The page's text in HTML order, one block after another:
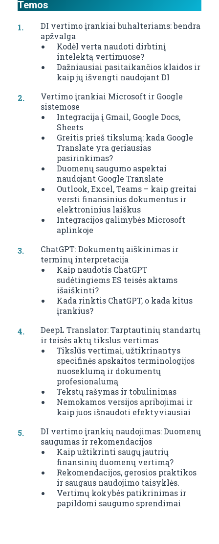
Temos
DI vertimo įrankiai buhalteriams: bendra
apžvalga
Kodėl verta naudoti dirbtinį
intelektą vertimuose?
Dažniausiai pasitaikančios klaidos ir
kaip jų išvengti naudojant DI
Vertimo įrankiai Microsoft ir Google
sistemose
Integracija į Gmail, Google Docs,
Sheets
Greitis prieš tikslumą: kada Google
Translate yra geriausias
pasirinkimas?
Duomenų saugumo aspektai
naudojant Google Translate
Outlook, Excel, Teams – kaip greitai
versti finansinius dokumentus ir
elektroninius laiškus
Integracijos galimybės Microsoft
aplinkoje
ChatGPT: Dokumentų aiškinimas ir
terminų interpretacija
Kaip naudotis ChatGPT
sudėtingiems ES teisės aktams
išaiškinti?
Kada rinktis ChatGPT, o kada kitus
įrankius?
DeepL Translator: Tarptautinių standartų
ir teisės aktų tikslus vertimas
Tikslūs vertimai, užtikrinantys
specifinės apskaitos terminologijos
nuoseklumą ir dokumentų
profesionalumą
Tekstų rašymas ir tobulinimas
Nemokamos versijos apribojimai ir
kaip juos išnaudoti efektyviausiai
DI vertimo įrankių naudojimas: Duomenų
saugumas ir rekomendacijos
Kaip užtikrinti saugų jautrių
finansinių duomenų vertimą?
Rekomendacijos, gerosios praktikos
ir saugaus naudojimo taisyklės.
Vertimų kokybės patikrinimas ir
papildomi saugumo sprendimai